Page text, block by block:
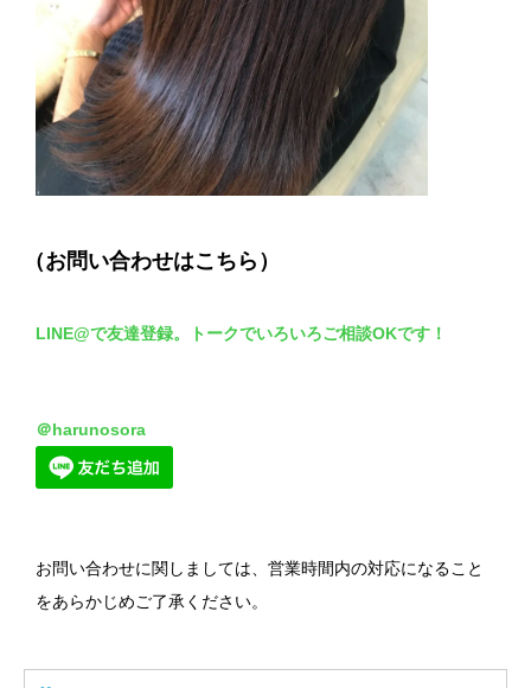
（お問い合わせはこちら）
LINE@で友達登録。トークでいろいろご相談OKです！
＠harunosora
お問い合わせに関しましては、営業時間内の対応になること
をあらかじめご了承ください。